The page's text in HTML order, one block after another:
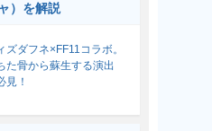
）を解説
ズダフネ×FF11コラボ。
た骨から蘇生する演出
見！